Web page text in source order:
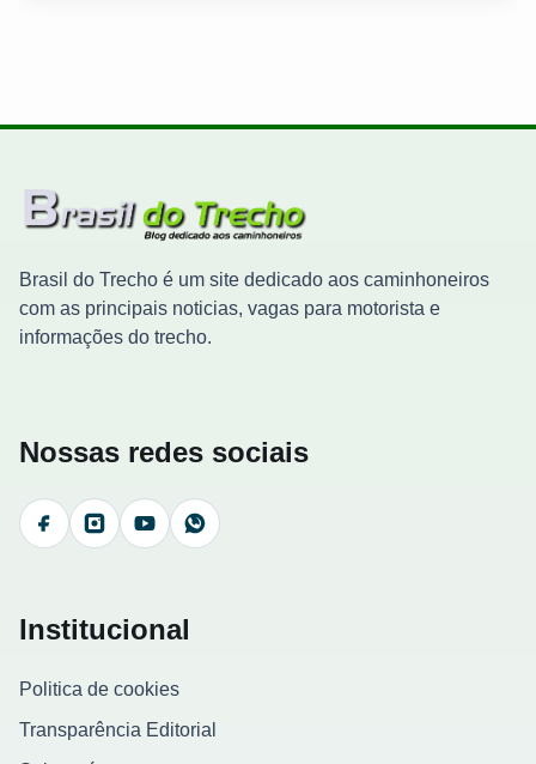
Brasil do Trecho é um site dedicado aos caminhoneiros
com as principais noticias, vagas para motorista e
informações do trecho.
Nossas redes sociais
FacebookInstagramYouTubeWhatsApp
Institucional
Politica de cookies
Transparência Editorial